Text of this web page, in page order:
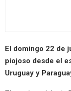
El domingo 22 de
piojoso desde el
Uruguay y